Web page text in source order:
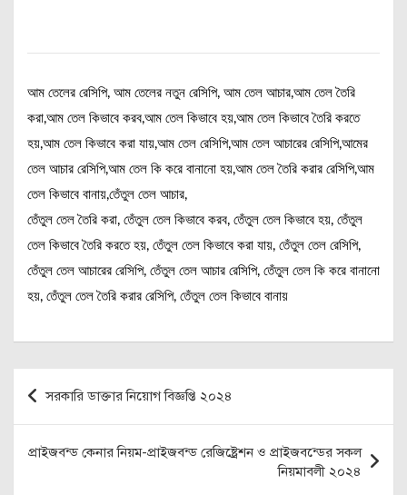
আম তেলের রেসিপি, আম তেলের নতুন রেসিপি, আম তেল আচার,আম তেল তৈরি
করা,আম তেল কিভাবে করব,আম তেল কিভাবে হয়,আম তেল কিভাবে তৈরি করতে
হয়,আম তেল কিভাবে করা যায়,আম তেল রেসিপি,আম তেল আচারের রেসিপি,আমের
তেল আচার রেসিপি,আম তেল কি করে বানানো হয়,আম তেল তৈরি করার রেসিপি,আম
তেল কিভাবে বানায়,তেঁতুল তেল আচার,
তেঁতুল তেল তৈরি করা, তেঁতুল তেল কিভাবে করব, তেঁতুল তেল কিভাবে হয়, তেঁতুল
তেল কিভাবে তৈরি করতে হয়, তেঁতুল তেল কিভাবে করা যায়, তেঁতুল তেল রেসিপি,
তেঁতুল তেল আচারের রেসিপি, তেঁতুল তেল আচার রেসিপি, তেঁতুল তেল কি করে বানানো
হয়, তেঁতুল তেল তৈরি করার রেসিপি, তেঁতুল তেল কিভাবে বানায়
Post
navigation
সরকারি ডাক্তার নিয়োগ বিজ্ঞপ্তি ২০২৪
প্রাইজবন্ড কেনার নিয়ম-প্রাইজবন্ড রেজিষ্ট্রেশন ও প্রাইজবন্ডের সকল
নিয়মাবলী ২০২৪